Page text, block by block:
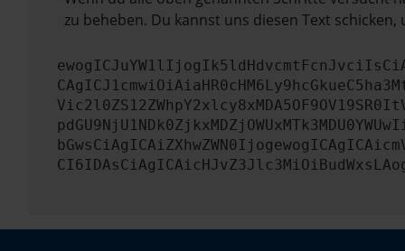
zu beheben. Du kannst uns diesen Text